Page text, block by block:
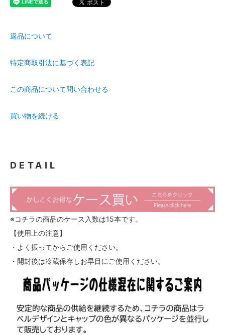
返品について
特定商取引法に基づく表記
この商品について問い合わせる
買い物を続ける
DETAIL
※コチラの商品のケース入数は15本です。
【使用上の注意】
・よく振ってからご使用ください。
・開封後は冷蔵保存しお早目にご使用ください。